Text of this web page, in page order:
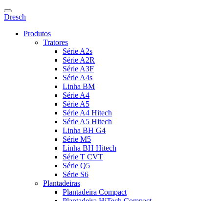
Dresch
Produtos
Tratores
Série A2s
Série A2R
Série A3F
Série A4s
Linha BM
Série A4
Série A5
Série A4 Hitech
Série A5 Hitech
Linha BH G4
Série M5
Linha BH Hitech
Série T CVT
Série Q5
Série S6
Plantadeiras
Plantadeira Compact